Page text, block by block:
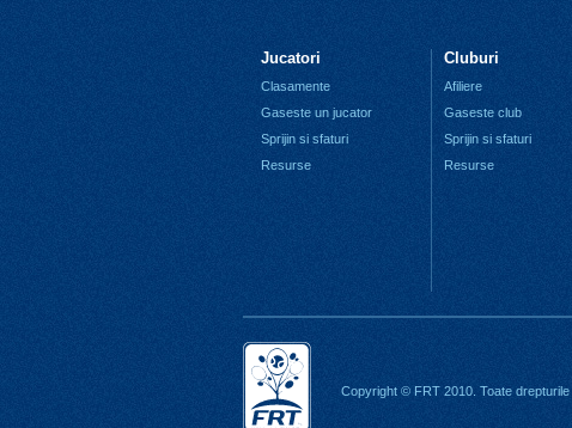
Jucatori
Clasamente
Gaseste un jucator
Sprijin si sfaturi
Resurse
Cluburi
Afiliere
Gaseste club
Sprijin si sfaturi
Resurse
Copyright © FRT 2010. Toate